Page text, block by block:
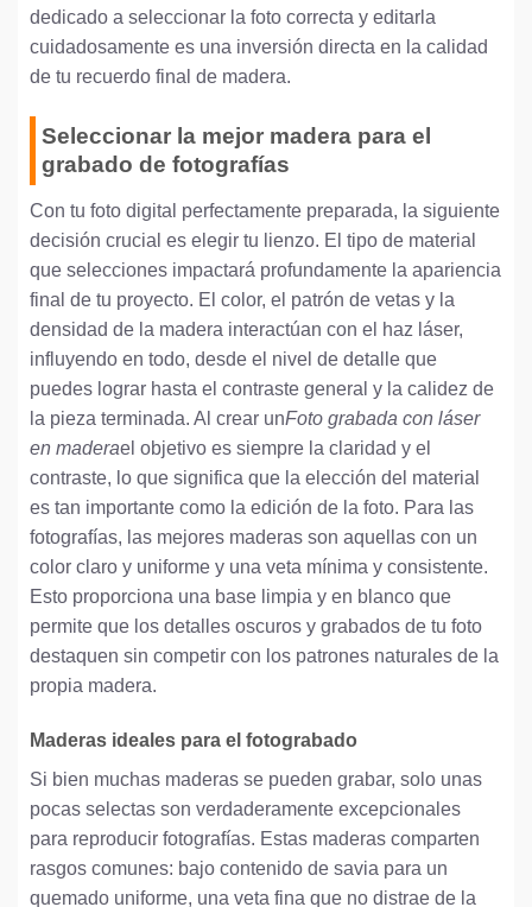
dedicado a seleccionar la foto correcta y editarla
cuidadosamente es una inversión directa en la calidad
de tu recuerdo final de madera.
Seleccionar la mejor madera para el
grabado de fotografías
Con tu foto digital perfectamente preparada, la siguiente
decisión crucial es elegir tu lienzo. El tipo de material
que selecciones impactará profundamente la apariencia
final de tu proyecto. El color, el patrón de vetas y la
densidad de la madera interactúan con el haz láser,
influyendo en todo, desde el nivel de detalle que
puedes lograr hasta el contraste general y la calidez de
la pieza terminada. Al crear unFoto grabada con láser
en maderael objetivo es siempre la claridad y el
contraste, lo que significa que la elección del material
es tan importante como la edición de la foto. Para las
fotografías, las mejores maderas son aquellas con un
color claro y uniforme y una veta mínima y consistente.
Esto proporciona una base limpia y en blanco que
permite que los detalles oscuros y grabados de tu foto
destaquen sin competir con los patrones naturales de la
propia madera.
Maderas ideales para el fotograbado
Si bien muchas maderas se pueden grabar, solo unas
pocas selectas son verdaderamente excepcionales
para reproducir fotografías. Estas maderas comparten
rasgos comunes: bajo contenido de savia para un
quemado uniforme, una veta fina que no distrae de la